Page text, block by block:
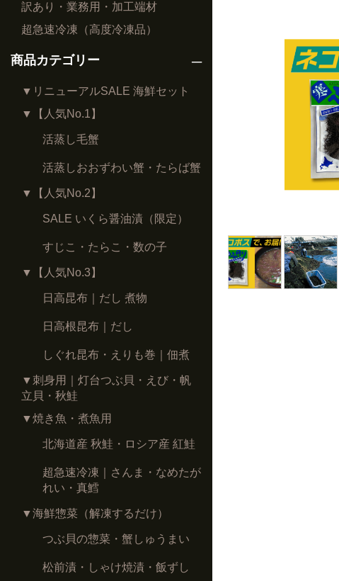
訳あり・業務用・加工端材
超急速冷凍（高度冷凍品）
商品カテゴリー
▼リニューアルSALE 海鮮セット
▼【人気No.1】
活蒸し毛蟹
活蒸しおおずわい蟹・たらば蟹
▼【人気No.2】
SALE いくら醤油漬（限定）
すじこ・たらこ・数の子
▼【人気No.3】
日高昆布｜だし 煮物
日高根昆布｜だし
しぐれ昆布・えりも巻｜佃煮
▼刺身用｜灯台つぶ貝・えび・帆
立貝・秋鮭
▼焼き魚・煮魚用
北海道産 秋鮭・ロシア産 紅鮭
超急速冷凍｜さんま・なめたが
れい・真鱈
▼海鮮惣菜（解凍するだけ）
つぶ貝の惣菜・蟹しゅうまい
松前漬・しゃけ焼漬・飯ずし